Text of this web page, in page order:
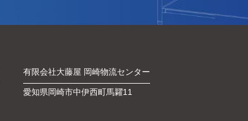
有限会社大藤屋 岡崎物流センター
愛知県岡崎市中伊西町馬糶11